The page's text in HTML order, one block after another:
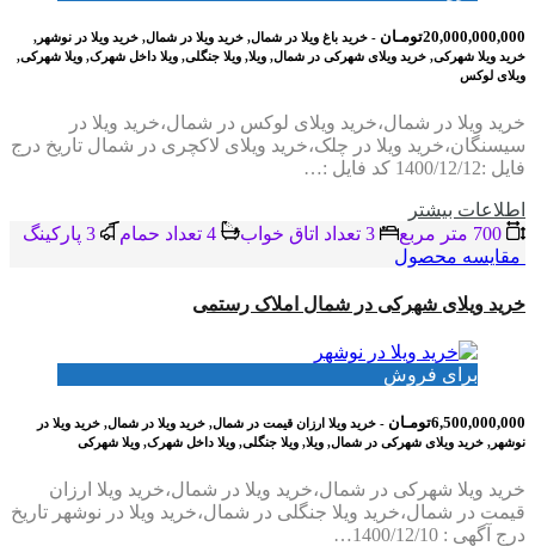
20,000,000,000تومـان
- خرید باغ ویلا در شمال, خرید ویلا در شمال, خرید ویلا در نوشهر,
خرید ویلا شهرکی, خرید ویلای شهرکی در شمال, ویلا, ویلا جنگلی, ویلا داخل شهرک, ویلا شهرکی,
ویلای لوکس
خرید ویلا در شمال،خرید ویلای لوکس در شمال،خرید ویلا در
سیسنگان،خرید ویلا در چلک،خرید ویلای لاکچری در شمال تاریخ درج
فایل :1400/12/12 کد فایل :…
اطلاعات بيشتر
مقایسه محصول
خرید ویلای شهرکی در شمال املاک رستمی
برای فروش
6,500,000,000تومـان
- خرید ویلا ارزان قیمت در شمال, خرید ویلا در شمال, خرید ویلا در
نوشهر, خرید ویلای شهرکی در شمال, ویلا, ویلا جنگلی, ویلا داخل شهرک, ویلا شهرکی
خرید ویلا شهرکی در شمال،خرید ویلا در شمال،خرید ویلا ارزان
قیمت در شمال،خرید ویلا جنگلی در شمال،خرید ویلا در نوشهر تاریخ
درج آگهی : 1400/12/10…